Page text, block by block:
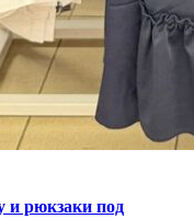
и рюкзаки под